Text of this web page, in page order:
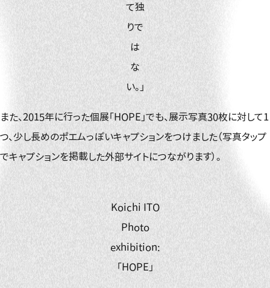
て独
りで
は
な
い。」
また、2015年に行った個展「HOPE」でも、展示写真30枚に対して1
つ、少し長めのポエムっぽいキャプションをつけました（写真タップ
でキャプションを掲載した外部サイトにつながります）。
Koichi ITO
Photo
exhibition:
「HOPE」